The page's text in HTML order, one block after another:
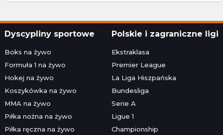
Dyscypliny sportowe
Boks na żywo
Formuła 1 na żywo
Hokej na żywo
Koszykówka na żywo
MMA na żywo
Piłka nożna na żywo
Piłka ręczna na żywo
Polskie i zagraniczne ligi
Ekstraklasa
Premier League
La Liga Hiszpańska
Bundesliga
Serie A
Ligue 1
Championship